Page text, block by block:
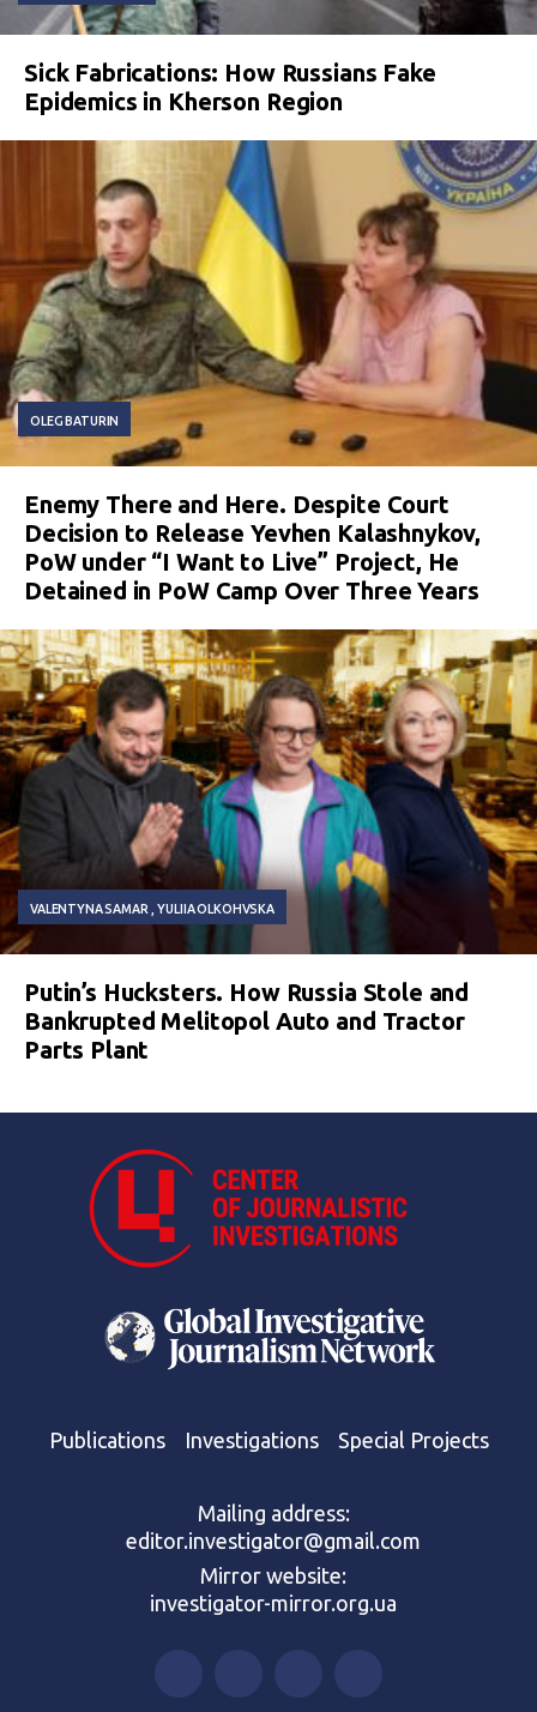
Sick Fabrications: How Russians Fake
Epidemics in Kherson Region
OLEG BATURIN
Enemy There and Here. Despite Court
Decision to Release Yevhen Kalashnykov,
PoW under “I Want to Live” Project, He
Detained in PoW Camp Over Three Years
VALENTYNA SAMAR YULIIA OLKOHVSKA
Putin’s Hucksters. How Russia Stole and
Bankrupted Melitopol Auto and Tractor
Parts Plant
Publications Investigations Special Projects
Mailing address:
editor.investigator@gmail.com
Mirror website:
investigator-mirror.org.ua